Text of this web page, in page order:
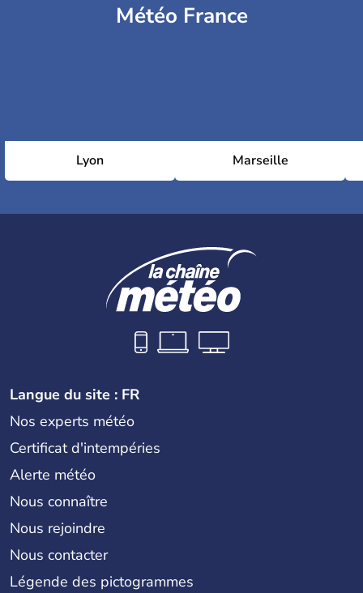
Météo France
Lyon Marseille
Langue du site : FR
Nos experts météo
Certificat d'intempéries
Alerte météo
Nous connaître
Nous rejoindre
Nous contacter
Légende des pictogrammes